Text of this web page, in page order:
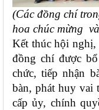
(Các đồng chí
hoa chúc mừng
Kết thúc hội nghị,
đồng chí được
chức, tiếp nhận
bàn, phát huy vai
cấp ủy, chính